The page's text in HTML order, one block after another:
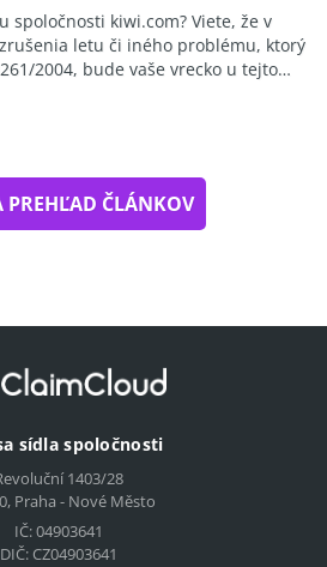
spoločnosti kiwi.com? Viete, že v
letu či iného problému, ktorý
2004, bude vaše vrecko u tejto…
PREHĽAD ČLÁNKOV
sídla spoločnosti
1403/28
Praha - Nové Město
IČ: 04903641
DIČ: CZ04903641